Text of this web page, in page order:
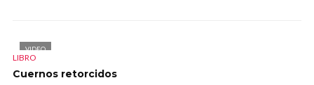
VIDEO
LIBRO
Cuernos retorcidos